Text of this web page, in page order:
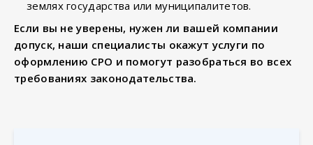
землях государства или муниципалитетов.
Если вы не уверены, нужен ли вашей компании
допуск, наши специалисты окажут услуги по
оформлению СРО и помогут разобраться во всех
требованиях законодательства.